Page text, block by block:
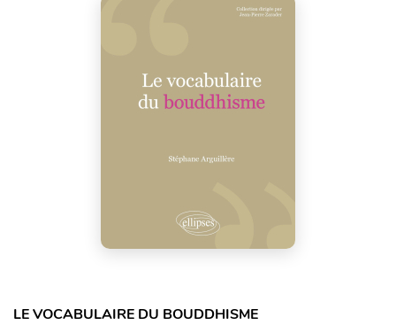
LE VOCABULAIRE DU BOUDDHISME